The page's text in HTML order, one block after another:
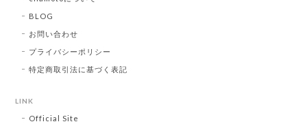
BLOG
お問い合わせ
プライバシーポリシー
特定商取引法に基づく表記
LINK
Official Site